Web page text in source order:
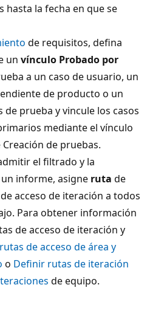
hasta la fecha en que se
de requisitos, defina
un vínculo Probado por
a un caso de usuario, un
de producto o un
prueba y vincule los casos
mediante el vínculo
de pruebas.
el filtrado y la
informe, asigne ruta de
de acceso de iteración a todos
Para obtener información
de acceso de iteración y
de acceso de área y
o Definir rutas de iteración
de equipo.